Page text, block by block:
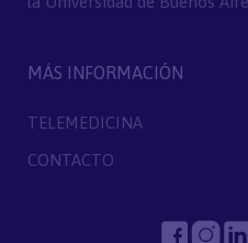
MÁS INFORMACIÓN
TELEMEDICINA
CONTACTO